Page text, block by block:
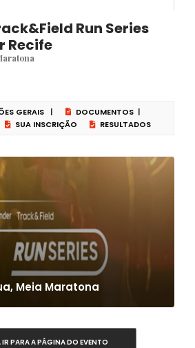
Run Series
Recife
GERAIS | DOCUMENTOS |
SUA INSCRIÇÃO RESULTADOS
Meia Maratona
PARA A PÁGINA DO EVENTO